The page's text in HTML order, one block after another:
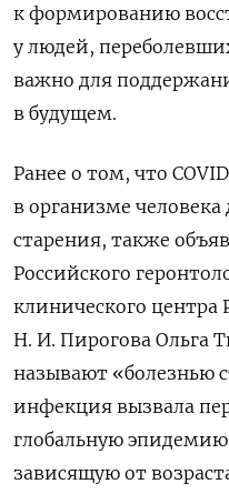
к формированию
у людей,
важно для
в будущем.
Ранее о том, что
в организме
старения, также
Российского
клинического
Н. И. Пирогова Ольга
называют «болезнью
инфекция вызвала
глобальную
зависящую от